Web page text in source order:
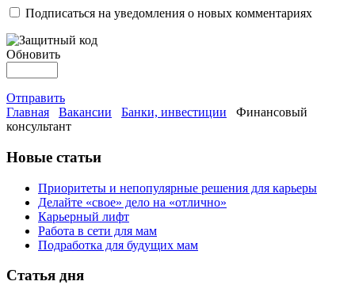
Подписаться на уведомления о новых комментариях
Обновить
Отправить
Главная
Вакансии Банки, инвестиции
Финансовый
консультант
Новые статьи
Приоритеты и непопулярные решения для карьеры
Делайте «свое» дело на «отлично»
Карьерный лифт
Работа в сети для мам
Подработка для будущих мам
Статья дня